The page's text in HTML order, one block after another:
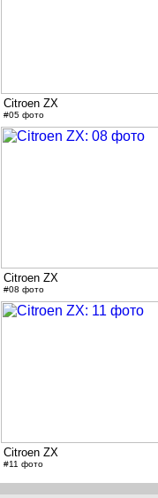
Citroen ZX
#05 фото
Citroen ZX
#08 фото
Citroen ZX
#11 фото